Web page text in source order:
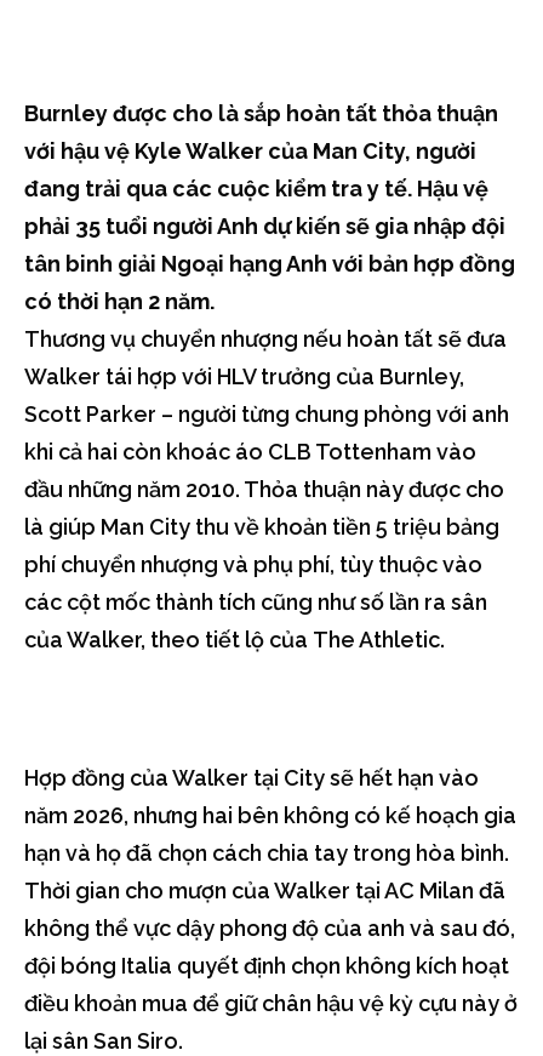
Burnley được cho là sắp hoàn tất thỏa thuận
với hậu vệ Kyle Walker của Man City, người
đang trải qua các cuộc kiểm tra y tế. Hậu vệ
phải 35 tuổi người Anh dự kiến sẽ gia nhập đội
tân binh giải Ngoại hạng Anh với bản hợp đồng
có thời hạn 2 năm.
Thương vụ chuyển nhượng nếu hoàn tất sẽ đưa
Walker tái hợp với HLV trưởng của Burnley,
Scott Parker – người từng chung phòng với anh
khi cả hai còn khoác áo CLB Tottenham vào
đầu những năm 2010. Thỏa thuận này được cho
là giúp Man City thu về khoản tiền 5 triệu bảng
phí chuyển nhượng và phụ phí, tùy thuộc vào
các cột mốc thành tích cũng như số lần ra sân
của Walker, theo tiết lộ của The Athletic.
Hợp đồng của Walker tại City sẽ hết hạn vào
năm 2026, nhưng hai bên không có kế hoạch gia
hạn và họ đã chọn cách chia tay trong hòa bình.
Thời gian cho mượn của Walker tại AC Milan đã
không thể vực dậy phong độ của anh và sau đó,
đội bóng Italia quyết định chọn không kích hoạt
điều khoản mua để giữ chân hậu vệ kỳ cựu này ở
lại sân San Siro.